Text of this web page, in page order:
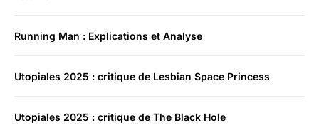
Running Man : Explications et Analyse
Utopiales 2025 : critique de Lesbian Space Princess
Utopiales 2025 : critique de The Black Hole